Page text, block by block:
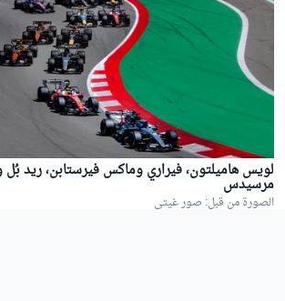
لويس هاميلتون، فيراري وماكس فيرستابن، ريد
مرسيدس
الصورة من قبل: صور غيتي